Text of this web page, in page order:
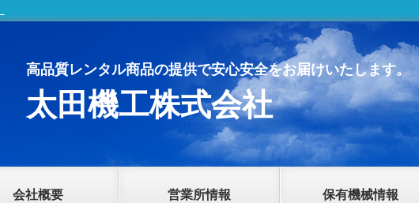
高品質レンタル商品の提供で安心安全をお届けいたします。
太田機工株式会社
会社概要 営業所情報 保有機械情報